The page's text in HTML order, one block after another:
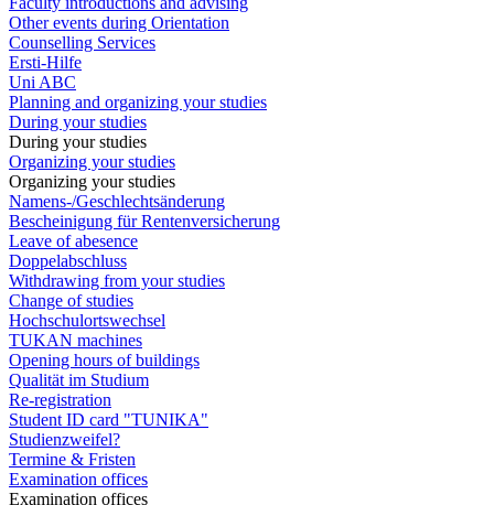
Other events during Orientation
Counselling Services
Ersti-Hilfe
Uni ABC
Planning and organizing your studies
During your studies
During your studies
Organizing your studies
Organizing your studies
Namens-/Geschlechtsänderung
Bescheinigung für Rentenversicherung
Leave of abesence
Doppelabschluss
Withdrawing from your studies
Change of studies
Hochschulortswechsel
TUKAN machines
Opening hours of buildings
Qualität im Studium
Re-registration
Student ID card "TUNIKA"
Studienzweifel?
Termine & Fristen
Examination offices
Examination offices